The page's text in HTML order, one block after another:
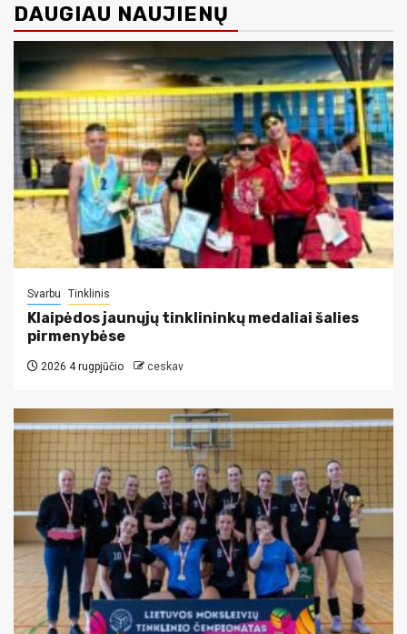
DAUGIAU NAUJIENŲ
Svarbu Tinklinis
Klaipėdos jaunųjų tinklininkų medaliai šalies
pirmenybėse
2026 4 rugpjūčio ceskav